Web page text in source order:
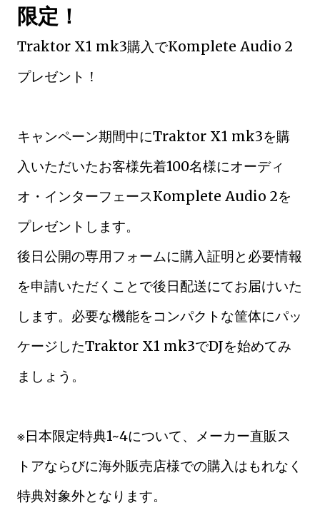
限定！
Traktor X1 mk3購入でKomplete Audio 2
プレゼント！
キャンペーン期間中にTraktor X1 mk3を購
入いただいたお客様先着100名様にオーディ
オ・インターフェースKomplete Audio 2を
プレゼントします。
後日公開の専用フォームに購入証明と必要情報
を申請いただくことで後日配送にてお届けいた
します。必要な機能をコンパクトな筐体にパッ
ケージしたTraktor X1 mk3でDJを始めてみ
ましょう。
※日本限定特典1~4について、メーカー直販ス
トアならびに海外販売店様での購入はもれなく
特典対象外となります。